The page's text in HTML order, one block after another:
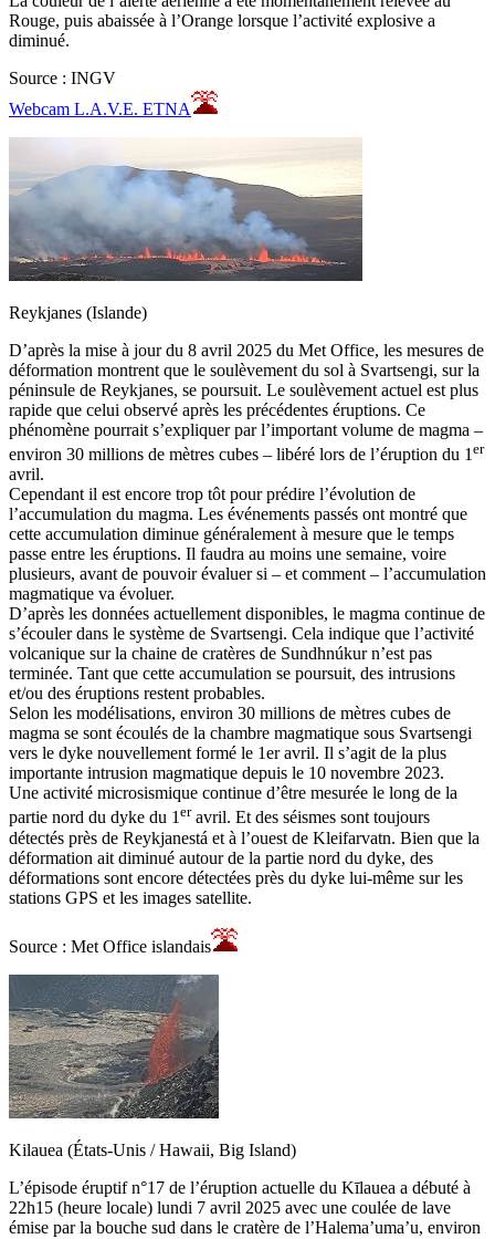
Rouge, puis abaissée à l’Orange lorsque l’activité explosive a
diminué.
Source : INGV
Webcam L.A.V.E. ETNA
Reykjanes (Islande)
D’après la mise à jour du 8 avril 2025 du Met Office, les mesures de
déformation montrent que le soulèvement du sol à Svartsengi, sur la
péninsule de Reykjanes, se poursuit. Le soulèvement actuel est plus
rapide que celui observé après les précédentes éruptions. Ce
phénomène pourrait s’expliquer par l’important volume de magma –
environ 30 millions de mètres cubes – libéré lors de l’éruption du 1 er
avril.
Cependant il est encore trop tôt pour prédire l’évolution de
l’accumulation du magma. Les événements passés ont montré que
cette accumulation diminue généralement à mesure que le temps
passe entre les éruptions. Il faudra au moins une semaine, voire
plusieurs, avant de pouvoir évaluer si – et comment – l’accumulation
magmatique va évoluer.
D’après les données actuellement disponibles, le magma continue de
s’écouler dans le système de Svartsengi. Cela indique que l’activité
volcanique sur la chaine de cratères de Sundhnúkur n’est pas
terminée. Tant que cette accumulation se poursuit, des intrusions
et/ou des éruptions restent probables.
Selon les modélisations, environ 30 millions de mètres cubes de
magma se sont écoulés de la chambre magmatique sous Svartsengi
vers le dyke nouvellement formé le 1er avril. Il s’agit de la plus
importante intrusion magmatique depuis le 10 novembre 2023.
Une activité microsismique continue d’être mesurée le long de la
partie nord du dyke du 1eravril. Et des séismes sont toujours
détectés près de Reykjanestá et à l’ouest de Kleifarvatn. Bien que la
déformation ait diminué autour de la partie nord du dyke, des
déformations sont encore détectées près du dyke lui-même sur les
stations GPS et les images satellite.
Source : Met Office islandais
Kilauea (États-Unis / Hawaii, Big Island)
L’épisode éruptif n°17 de l’éruption actuelle du Kīlauea a débuté à
22h15 (heure locale) lundi 7 avril 2025 avec une coulée de lave
émise par la bouche sud dans le cratère de l’Halema’uma’u, environ